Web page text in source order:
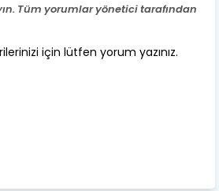
Tüm yorumlar yönetici tarafından
için lütfen yorum yazınız.